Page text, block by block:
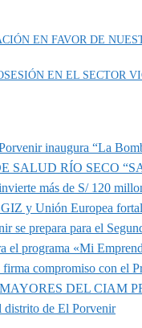
EN FAVOR DE
EN EL SECTOR
inaugura “La
SALUD RÍO SECO
más de S/ 120
y Unión Europea
se prepara para el
el programa «Mi
compromiso con el
DEL CIAM
distrito de El Porvenir